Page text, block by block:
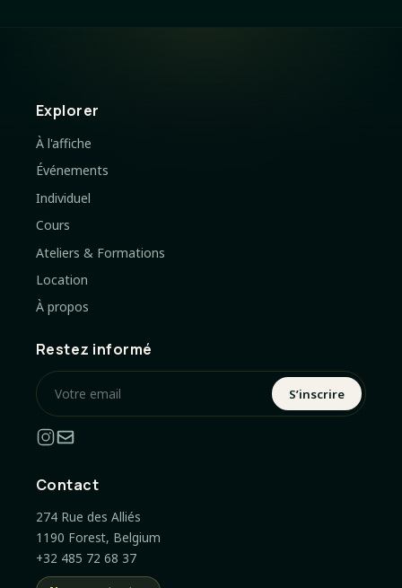
Explorer
À l'affiche
Événements
Individuel
Cours
Ateliers & Formations
Location
À propos
Restez informé
S’inscrire
Contact
274 Rue des Alliés
1190 Forest, Belgium
+32 485 72 68 37